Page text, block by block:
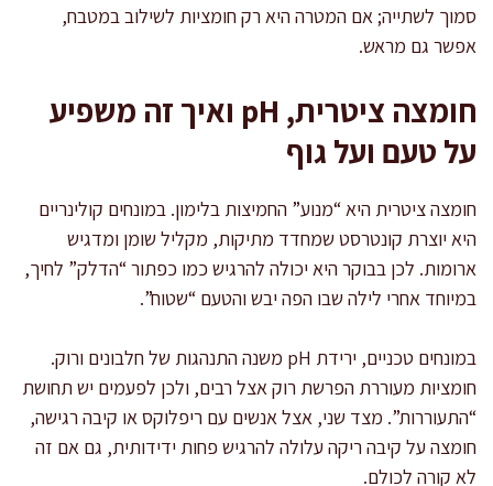
סמוך לשתייה; אם המטרה היא רק חומציות לשילוב במטבח,
אפשר גם מראש.
חומצה ציטרית, pH ואיך זה משפיע
על טעם ועל גוף
חומצה ציטרית היא “מנוע” החמיצות בלימון. במונחים קולינריים
היא יוצרת קונטרסט שמחדד מתיקות, מקליל שומן ומדגיש
ארומות. לכן בבוקר היא יכולה להרגיש כמו כפתור “הדלק” לחיך,
במיוחד אחרי לילה שבו הפה יבש והטעם “שטוח”.
במונחים טכניים, ירידת pH משנה התנהגות של חלבונים ורוק.
חומציות מעוררת הפרשת רוק אצל רבים, ולכן לפעמים יש תחושת
“התעוררות”. מצד שני, אצל אנשים עם ריפלוקס או קיבה רגישה,
חומצה על קיבה ריקה עלולה להרגיש פחות ידידותית, גם אם זה
לא קורה לכולם.